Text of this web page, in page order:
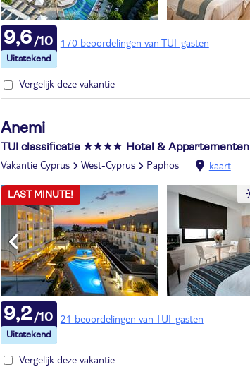
170 beoordelingen van TUI-gasten
9,6
Vergelijk deze vakantie
Anemi
TUI classificatie Hotel & Appartementen
Vakantie Cyprus West-Cyprus Paphos kaart
LAST MINUTE!
21 beoordelingen van TUI-gasten
9,2
Vergelijk deze vakantie